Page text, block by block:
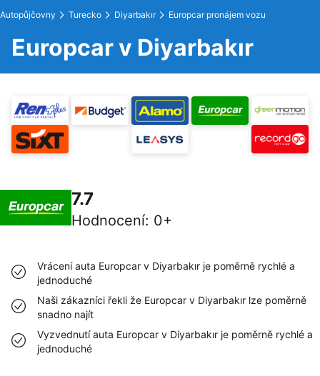
Autopůjčovny Turecko Diyarbakır Europcar pronájem vozu
Europcar v Diyarbakır
7.7
Hodnocení: 0+
Vrácení auta Europcar v Diyarbakır je poměrně rychlé a
jednoduché
Naši zákazníci řekli že Europcar v Diyarbakır lze poměrně
snadno najít
Vyzvednutí auta Europcar v Diyarbakır je poměrně rychlé a
jednoduché